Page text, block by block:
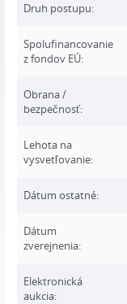
Druh postupu:
Spolufinancovanie
z fondov EÚ:
Obrana /
bezpečnosť:
Lehota na
vysvetľovanie:
Dátum ostatné:
Dátum
zverejnenia:
Elektronická
aukcia: